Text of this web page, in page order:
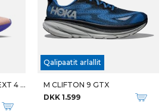
M AIR ZOOM ALPHAFLY NEXT 3
DKK 1.699